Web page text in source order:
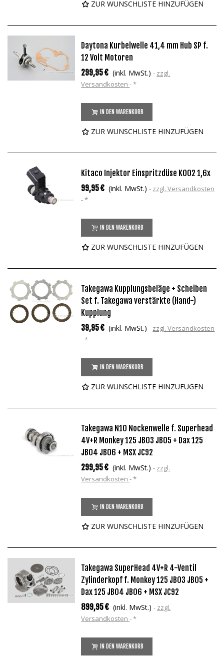
ZUR WUNSCHLISTE HINZUFÜGEN
Daytona Kurbelwelle 41,4 mm Hub SP f.
12 Volt Motoren
299,95 € (inkl. MwSt.)
zzgl.
Versandkosten *
IN DEN WARENKORB
ZUR WUNSCHLISTE HINZUFÜGEN
Kitaco Injektor Einspritzdüse K002 1,6x
99,95 € (inkl. MwSt.)
zzgl. Versandkosten
*
IN DEN WARENKORB
ZUR WUNSCHLISTE HINZUFÜGEN
Takegawa Kupplungsbeläge + Scheiben
Set f. Takegawa verstärkte (Hand-)
Kupplung
39,95 € (inkl. MwSt.)
zzgl. Versandkosten
*
IN DEN WARENKORB
ZUR WUNSCHLISTE HINZUFÜGEN
Takegawa N10 Nockenwelle f. Superhead
4V+R Monkey 125 JB03 JB05 + Dax 125
JB04 JB06 + MSX JC92
299,95 € (inkl. MwSt.)
zzgl.
Versandkosten *
IN DEN WARENKORB
ZUR WUNSCHLISTE HINZUFÜGEN
Takegawa SuperHead 4V+R 4-Ventil
Zylinderkopf f. Monkey 125 JB03 JB05 +
Dax 125 JB04 JB06 + MSX JC92
899,95 € (inkl. MwSt.)
zzgl.
Versandkosten *
IN DEN WARENKORB